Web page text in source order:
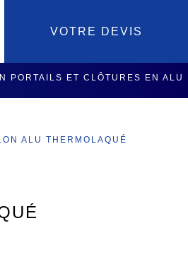
VOTRE DEVIS
PORTAILS ET CLÔTURES EN ALU
ALU THERMOLAQUÉ